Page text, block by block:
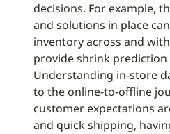
decisions. For example,
and solutions in place
inventory across and
provide shrink
Understanding in-store
to the online-to-offline
customer expectations
and quick shipping,